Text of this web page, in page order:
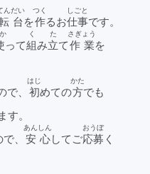
台
んだい
を作
つく
るお仕事
しごと
です。
って組
く
み立
た
て作業
さぎょう
を
、 初
はじ
めての方
かた
でも
す。
、 安心
あんしん
してご応募
おうぼ
く